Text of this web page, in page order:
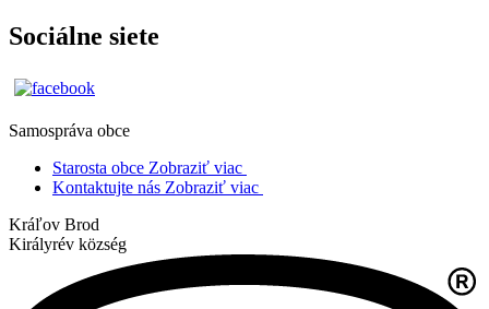
Sociálne siete
Samospráva obce
Starosta obce Zobraziť viac
Kontaktujte nás Zobraziť viac
Kráľov Brod
Királyrév község